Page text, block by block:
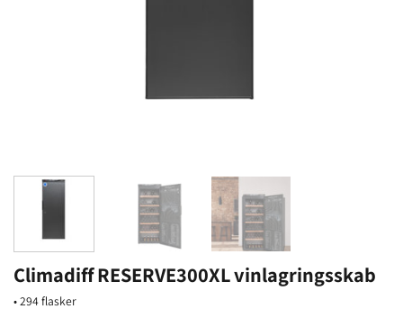
Climadiff RESERVE300XL vinlagringsskab
• 294 flasker